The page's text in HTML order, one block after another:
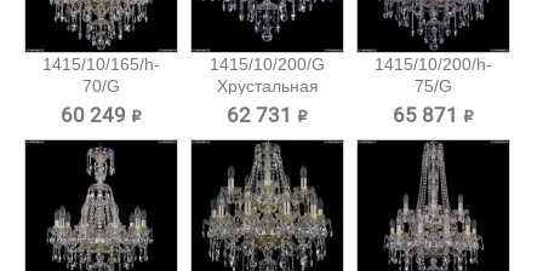
1415/10/165/h-
70/G
Хрустальная...
60 249 ₽
1415/10/200/G
Хрустальная
подвесная...
62 731 ₽
1415/10/200/h-
75/G
Хрустальная...
65 871 ₽